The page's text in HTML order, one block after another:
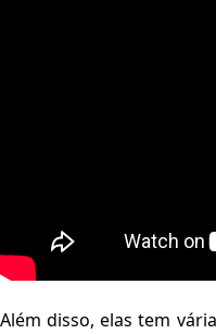
Além disso, elas tem